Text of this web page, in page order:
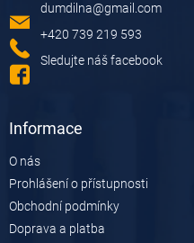
dumdilna@gmail.com
+420 739 219 593
Sledujte náš facebook
Informace
O nás
Prohlášení o přístupnosti
Obchodní podmínky
Doprava a platba